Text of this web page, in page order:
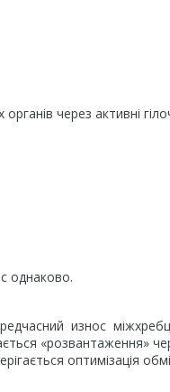
через активні
однаково.
износ
«розвантаження»
оптимізація